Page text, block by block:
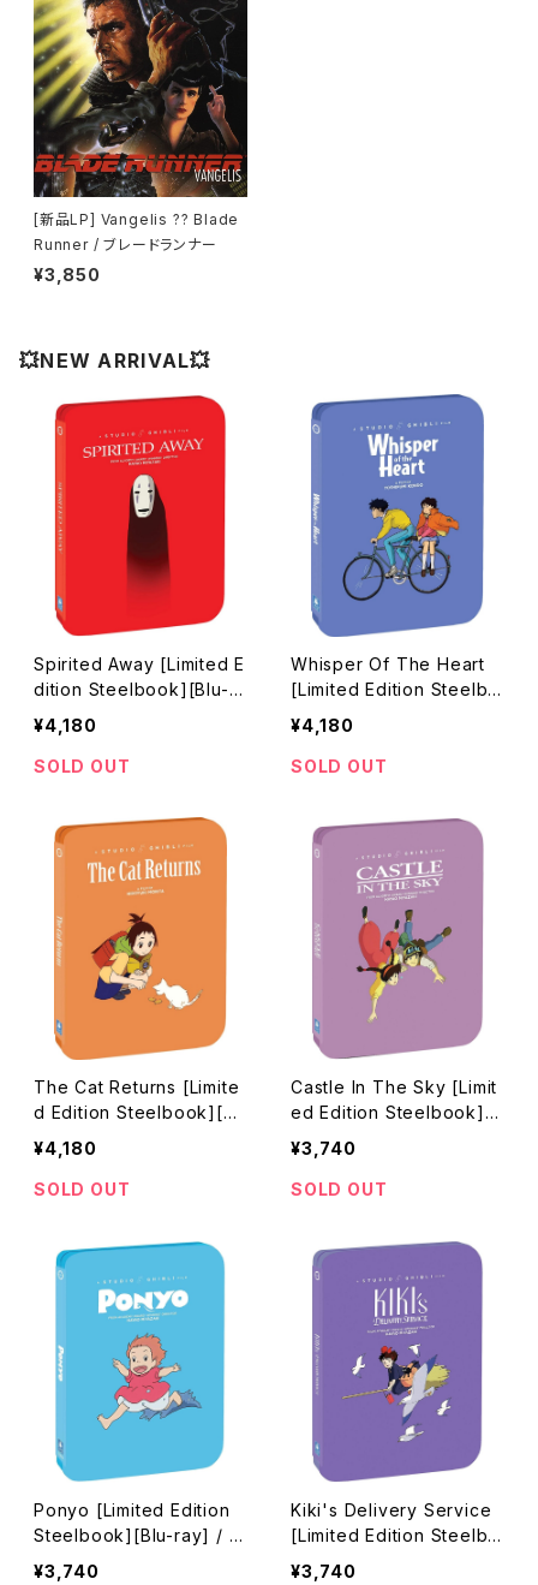
[新品LP] Vangelis ?? Blade
Runner / ブレードランナー
¥3,850
💥NEW ARRIVAL💥
Spirited Away [Limited E
dition Steelbook][Blu-ra
y] / 千と千尋の神隠し
¥4,180
SOLD OUT
Whisper Of The Heart
[Limited Edition Steelbo
ok][Blu-ray] / 耳をすませ
¥4,180
SOLD OUT
The Cat Returns [Limite
d Edition Steelbook][Bl
u-ray] / 猫の恩返し
¥4,180
SOLD OUT
Castle In The Sky [Limit
ed Edition Steelbook][B
lu-ray] / 天空の城ラピュタ
¥3,740
SOLD OUT
Ponyo [Limited Edition
Steelbook][Blu-ray] / 崖
の上のポニョ
¥3,740
Kiki's Delivery Service
[Limited Edition Steelbo
ok] [Blu-ray] / 魔女の宅
¥3,740